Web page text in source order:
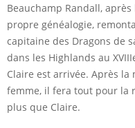
Beauchamp Randall,
propre généalogie,
capitaine des Dragons de
dans les Highlands au
Claire est arrivée. Après
femme, il fera tout pour la
plus que Claire.